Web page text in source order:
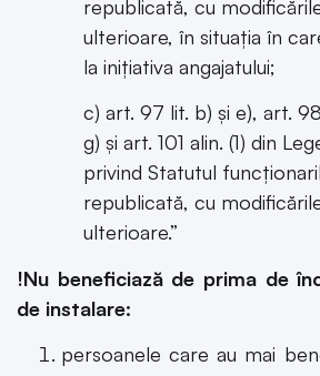
republicată, cu
ulterioare, în situaţia în
la iniţiativa angajatului;
c) art. 97 lit. b) şi e), art.
g) şi art. 101 alin. (1) din
privind Statutul
republicată, cu
ulterioare.”
!Nu beneficiază de prima de
de instalare:
persoanele care au mai